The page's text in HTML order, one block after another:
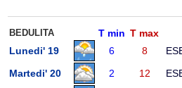
BEDULITA T min T max
Lunedi' 19
6 8
Martedi' 20
2 12